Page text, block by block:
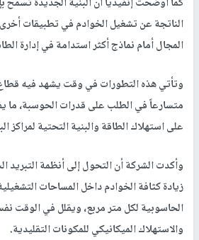
الناتجة عن تشغيل الخوادم في تطبيقات
المجال أمام نماذج أكثر استدامة في إدارة
وتأتي هذه التطورات في وقت يشهد فيه قطاع
متسارعاً في الطلب على قدرات الحوسبة، ما
على استهلاك الطاقة والبنية التحتية لمراكز
وأكدت الشركة أن التحول إلى أنظمة التبريد
زيادة كثافة الخوادم داخل المساحات
الحاسوبية لكل متر مربع، ويقلل في الوقت
والاستهلاك الميكانيكي للمكونات التقليدية.